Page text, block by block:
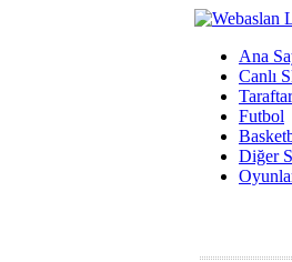
Ana
Canlı
Futbol
Diğer